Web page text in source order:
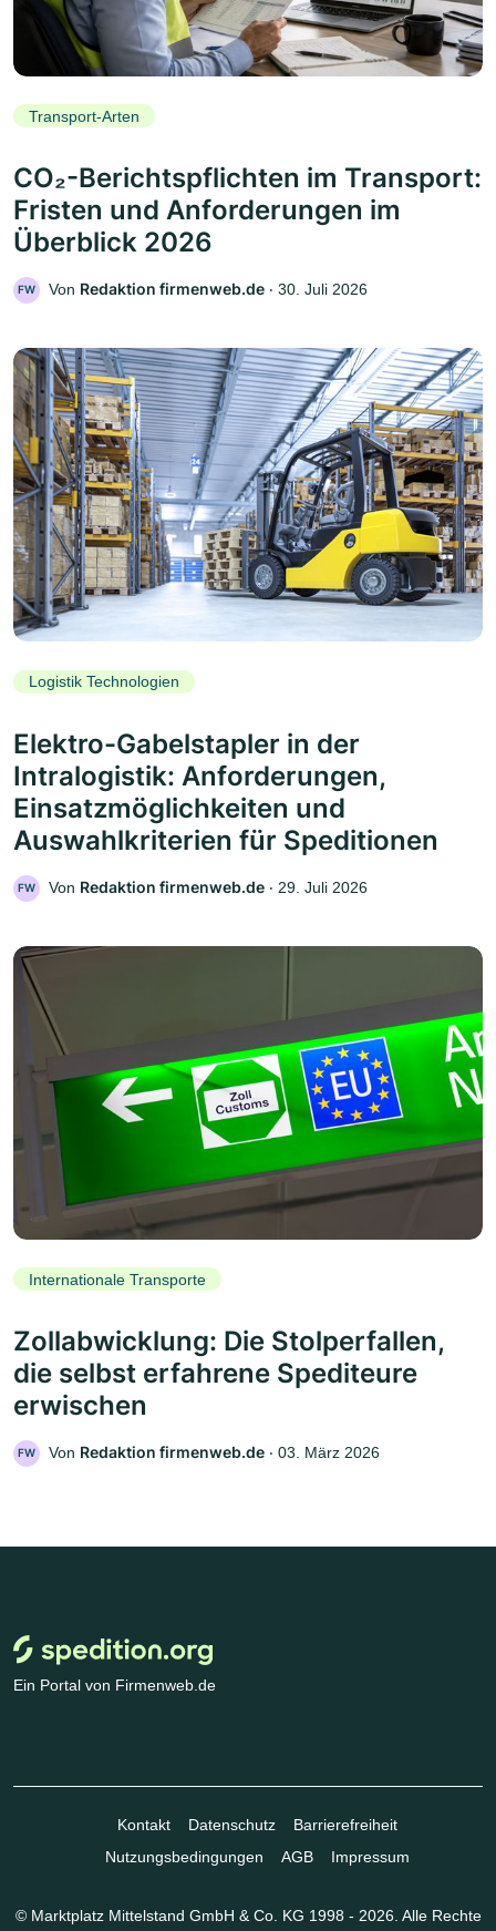
Transport-Arten
CO₂-Berichtspflichten im Transport:
Fristen und Anforderungen im
Überblick 2026
FW Von Redaktion firmenweb.de ‧ 30. Juli 2026
Logistik Technologien
Elektro-Gabelstapler in der
Intralogistik: Anforderungen,
Einsatzmöglichkeiten und
Auswahlkriterien für Speditionen
FW Von Redaktion firmenweb.de ‧ 29. Juli 2026
Internationale Transporte
Zollabwicklung: Die Stolperfallen,
die selbst erfahrene Spediteure
erwischen
FW Von Redaktion firmenweb.de ‧ 03. März 2026
Ein Portal von Firmenweb.de
Kontakt Datenschutz
Barrierefreiheit
Nutzungsbedingungen
AGB Impressum
© Marktplatz Mittelstand GmbH & Co. KG 1998 - 2026. Alle Rechte